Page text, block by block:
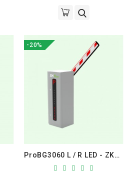
-20%
ProBG3060 L / R LED - ZKTeco